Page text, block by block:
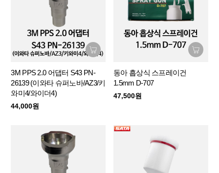
3M PPS 2.0 어댑터 S43 PN-
26139 (이와타 슈퍼노바/AZ3/키
와미4/와이더4)
44,000원
동아 흡상식 스프레이건
1.5mm D-707
47,500원